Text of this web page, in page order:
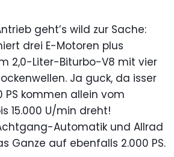
geht’s wild zur Sache:
drei E-Motoren plus
2,0-Liter-Biturbo-V8 mit vier
Ja guck, da isser
PS kommen allein vom
15.000 U/min dreht!
Automatik und Allrad
Ganze auf ebenfalls 2.000 PS.